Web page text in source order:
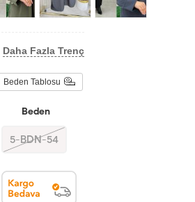
Daha Fazla Trenç
Beden Tablosu
Beden
5-BDN-54